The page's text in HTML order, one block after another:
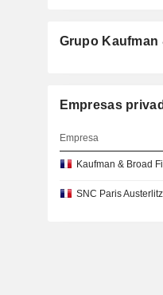
Grupo Kaufman
Empresas
Empresa
Kaufman & Broad
SNC Paris